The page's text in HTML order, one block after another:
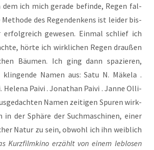
dem ich mich gera­de befin­de, Regen fal­
Metho­de des Regen­den­kens ist lei­der bis­
gewe­sen. Ein­mal schlief ich
hör­te ich wirk­li­chen Regen drau­ßen
Bäu­men. Ich ging dann spa­zie­ren,
Namen aus: Satu N. Mäke­la .
Hele­na Pai­vi . Jona­than Pai­vi . Jan­ne Olli­
Namen zei­ti­gen Spu­ren wirk­
in der Sphä­re der Such­ma­schi­nen, einer
Natur zu sein, obwohl ich ihn weib­lich
Kurz­film­ki­no erzählt von einem leb­lo­sen